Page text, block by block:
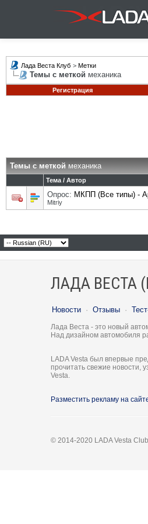
Лада Веста Клуб > Метки
Темы с меткой механика
Регистрация
Темы с меткоймеханика
Тема / Автор
Опрос: МКПП (Все типы) -
Mitriy
ЛАДА ВЕСТА
Новости · Отзывы ·
Лада Веста - это новый
Над дизайном автомобиля
LADA Vesta был впервые
прочитать свежие новости,
Vesta.
Разместить рекламу на
© 2014-2020 LADA Vesta